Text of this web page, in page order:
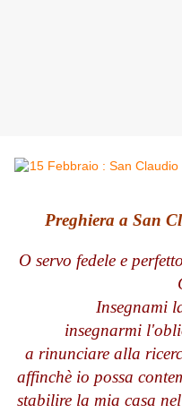
Preghiera a San
O servo fedele e
Insegnami
insegnarmi
a rinunciare alla
affinchè io possa
stabilire la mia casa